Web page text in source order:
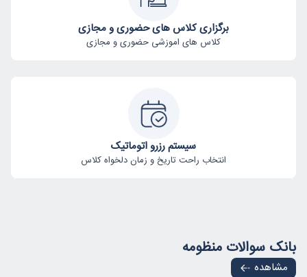
برگزاری کلاس های حضوری و مجازی
کلاس های اموزشی حضوری و مجازی
سیستم رزرو اتوماتیک
انتخاب راحت تاریخ و زمان دلخواه کلاس
بانک سوالات منظومه
مشاهده